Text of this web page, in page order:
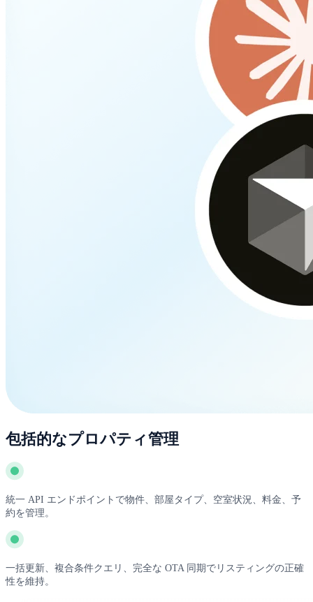
包括的なプロパティ管理
統一 API エンドポイントで物件、部屋タイプ、空室状況、料金、予
約を管理。
一括更新、複合条件クエリ、完全な OTA 同期でリスティングの正確
性を維持。